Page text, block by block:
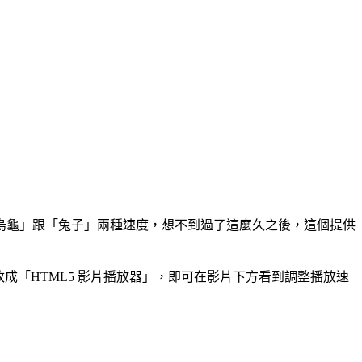
」跟「兔子」兩種速度，想不到過了這麼久之後，這個提供
「HTML5 影片播放器」，即可在影片下方看到調整播放速